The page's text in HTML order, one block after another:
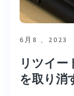
6月8 、2023
リツイー
を取り消